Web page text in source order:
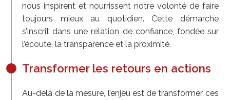
nous inspirent et nourrissent notre volonté de faire
toujours mieux au quotidien. Cette démarche
s’inscrit dans une relation de confiance, fondée sur
l’écoute, la transparence et la proximité.
Transformer les retours en actions
Au-delà de la mesure, l’enjeu est de transformer ces